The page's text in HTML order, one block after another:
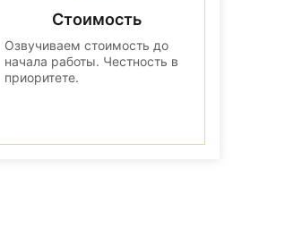
Стоимость
Озвучиваем стоимость до
начала работы. Честность в
приоритете.